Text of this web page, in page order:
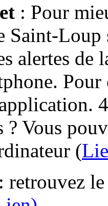
: Pour
Saint-Loup
alertes de
? Vous
(
: retrouvez